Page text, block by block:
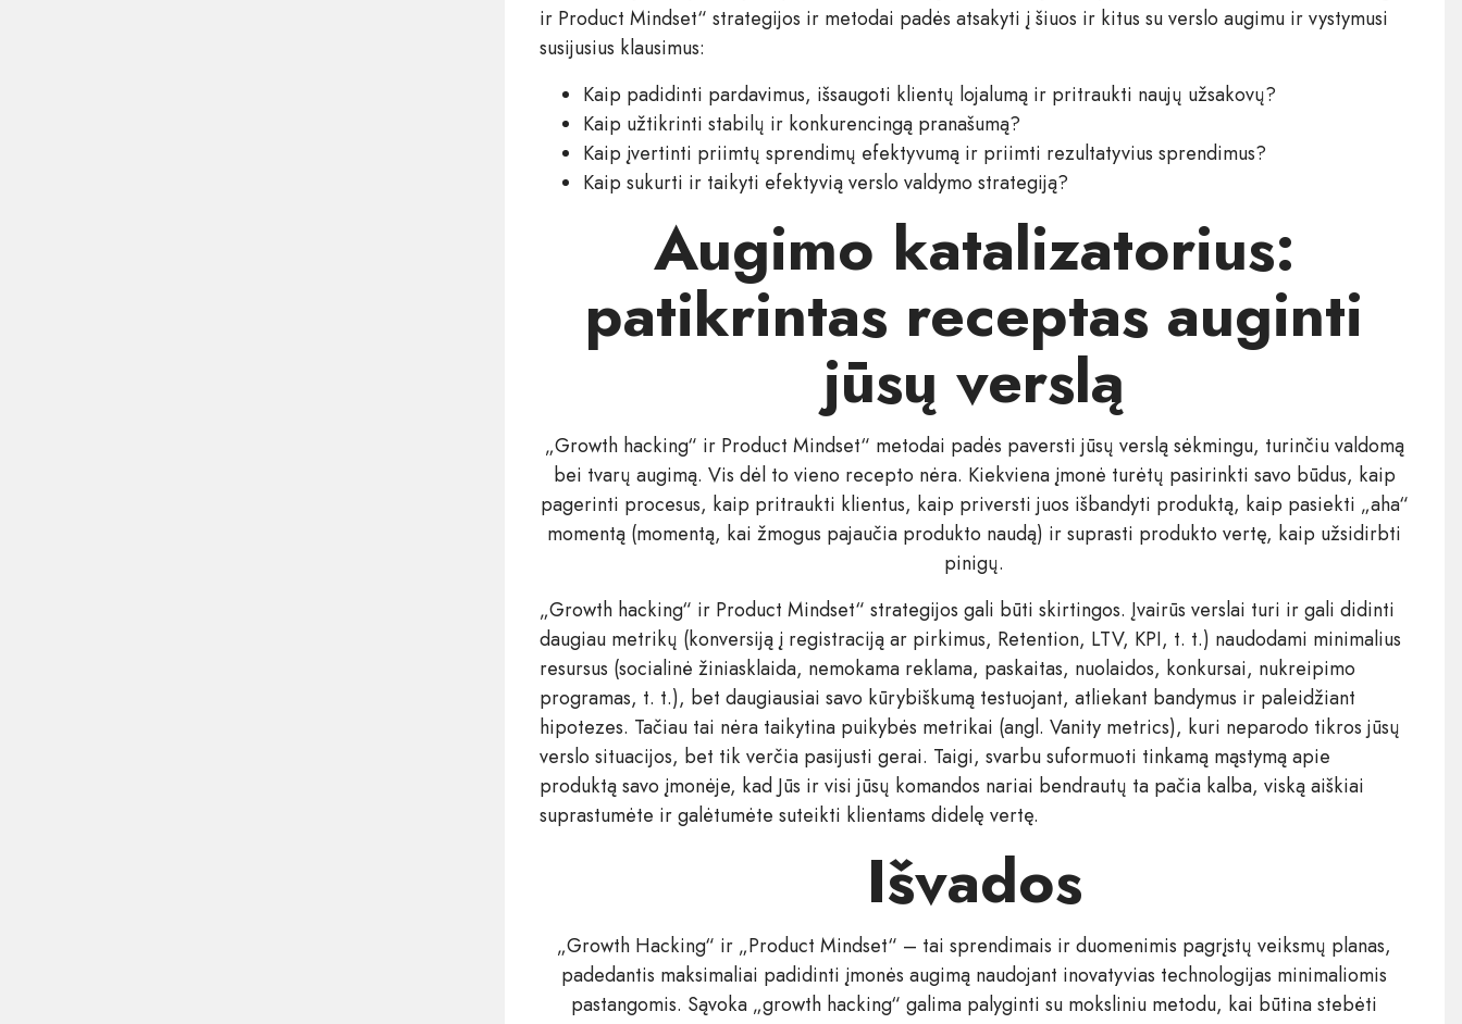
ir Product Mindset“ strategijos ir metodai padės atsakyti į šiuos ir kitus su verslo augimu ir vystymusi
susijusius klausimus:
Kaip padidinti pardavimus, išsaugoti klientų lojalumą ir pritraukti naujų užsakovų?
Kaip užtikrinti stabilų ir konkurencingą pranašumą?
Kaip įvertinti priimtų sprendimų efektyvumą ir priimti rezultatyvius sprendimus?
Kaip sukurti ir taikyti efektyvią verslo valdymo strategiją?
Augimo katalizatorius:
patikrintas receptas auginti
jūsų verslą
„Growth hacking“ ir Product Mindset“ metodai padės paversti jūsų verslą sėkmingu, turinčiu valdomą
bei tvarų augimą. Vis dėl to vieno recepto nėra. Kiekviena įmonė turėtų pasirinkti savo būdus, kaip
pagerinti procesus, kaip pritraukti klientus, kaip priversti juos išbandyti produktą, kaip pasiekti „aha“
momentą (momentą, kai žmogus pajaučia produkto naudą) ir suprasti produkto vertę, kaip užsidirbti
pinigų.
„Growth hacking“ ir Product Mindset“ strategijos gali būti skirtingos. Įvairūs verslai turi ir gali didinti
daugiau metrikų (konversiją į registraciją ar pirkimus, Retention, LTV, KPI, t. t.) naudodami minimalius
resursus (socialinė žiniasklaida, nemokama reklama, paskaitas, nuolaidos, konkursai, nukreipimo
programas, t. t.), bet daugiausiai savo kūrybiškumą testuojant, atliekant bandymus ir paleidžiant
hipotezes. Tačiau tai nėra taikytina puikybės metrikai (angl. Vanity metrics), kuri neparodo tikros jūsų
verslo situacijos, bet tik verčia pasijusti gerai. Taigi, svarbu suformuoti tinkamą mąstymą apie
produktą savo įmonėje, kad Jūs ir visi jūsų komandos nariai bendrautų ta pačia kalba, viską aiškiai
suprastumėte ir galėtumėte suteikti klientams didelę vertę.
Išvados
„Growth Hacking“ ir „Product Mindset“ – tai sprendimais ir duomenimis pagrįstų veiksmų planas,
padedantis maksimaliai padidinti įmonės augimą naudojant inovatyvias technologijas minimaliomis
pastangomis. Sąvoka „growth hacking“ galima palyginti su moksliniu metodu, kai būtina stebėti